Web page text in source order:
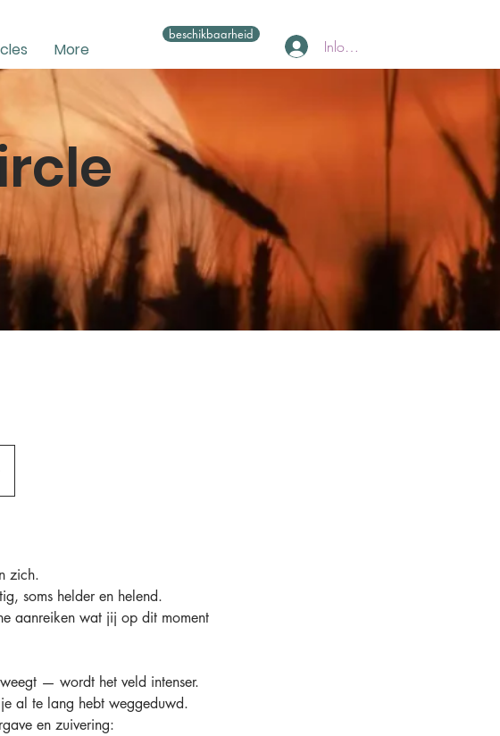
More
beschikbaarheid
Inloggen
zich.
soms helder en helend.
aanreiken wat jij op dit moment
— wordt het veld intenser.
al te lang hebt weggeduwd.
en zuivering: